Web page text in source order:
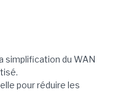
simplification du WAN
pour réduire les